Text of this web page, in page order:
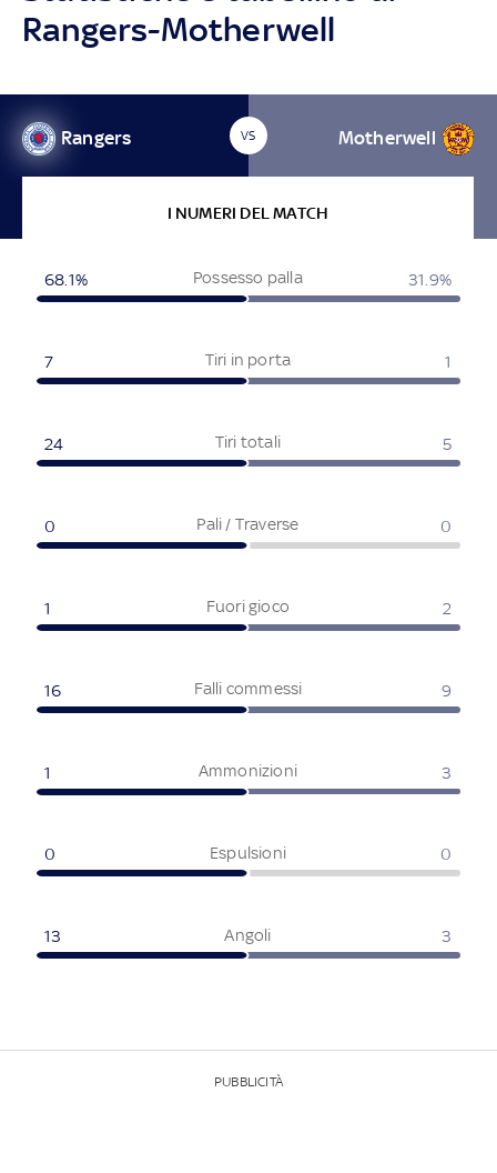
Rangers-Motherwell
Rangers VS Motherwell
I NUMERI DEL MATCH
Possesso palla
68.1% 31.9%
Tiri in porta
7 1
Tiri totali
24 5
Pali / Traverse
0 0
Fuori gioco
1 2
Falli commessi
16 9
Ammonizioni
1 3
Espulsioni
0 0
Angoli
13 3
PUBBLICITÀ